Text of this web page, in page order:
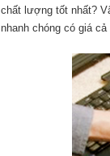
chất lượng tốt nhất?
nhanh chóng có giá cả